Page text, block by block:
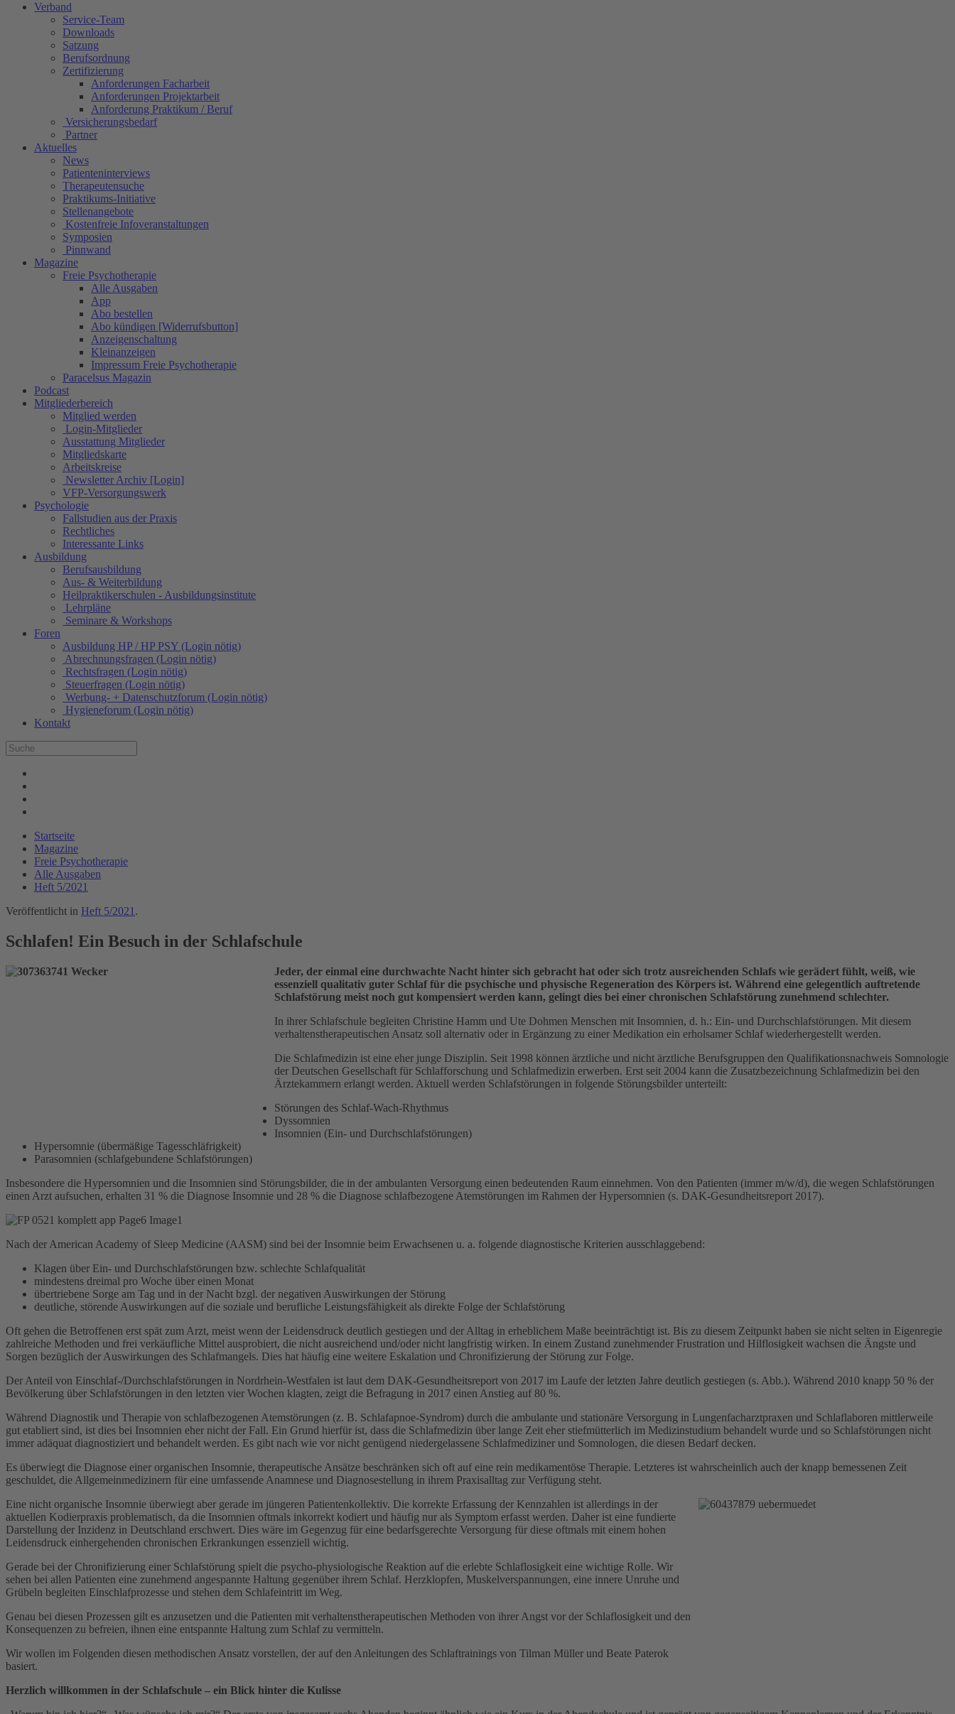
Verband
Service-Team
Downloads
Satzung
Berufsordnung
Zertifizierung
Anforderungen Facharbeit
Anforderungen Projektarbeit
Anforderung Praktikum / Beruf
Versicherungsbedarf
Partner
Aktuelles
News
Patienteninterviews
Therapeutensuche
Praktikums-Initiative
Stellenangebote
Kostenfreie Infoveranstaltungen
Symposien
Pinnwand
Magazine
Freie Psychotherapie
Alle Ausgaben
App
Abo bestellen
Abo kündigen [Widerrufsbutton]
Anzeigenschaltung
Kleinanzeigen
Impressum Freie Psychotherapie
Paracelsus Magazin
Podcast
Mitgliederbereich
Mitglied werden
Login-Mitglieder
Ausstattung Mitglieder
Mitgliedskarte
Arbeitskreise
Newsletter Archiv [Login]
VFP-Versorgungswerk
Psychologie
Fallstudien aus der Praxis
Rechtliches
Interessante Links
Ausbildung
Berufsausbildung
Aus- & Weiterbildung
Heilpraktikerschulen - Ausbildungsinstitute
Lehrpläne
Seminare & Workshops
Foren
Ausbildung HP / HP PSY (Login nötig)
Abrechnungsfragen (Login nötig)
Rechtsfragen (Login nötig)
Steuerfragen (Login nötig)
Werbung- + Datenschutzforum (Login nötig)
Hygieneforum (Login nötig)
Kontakt
Startseite
Magazine
Freie Psychotherapie
Alle Ausgaben
Heft 5/2021
Veröffentlicht in Heft 5/2021 .
Schlafen! Ein Besuch in der Schlafschule
Jeder, der einmal eine durchwachte Nacht hinter sich gebracht hat oder sich trotz ausreichenden Schlafs wie gerädert fühlt, weiß, wie
essenziell qualitativ guter Schlaf für die psychische und physische Regeneration des Körpers ist. Während eine gelegentlich auftretende
Schlafstörung meist noch gut kompensiert werden kann, gelingt dies bei einer chronischen Schlafstörung zunehmend schlechter.
In ihrer Schlafschule begleiten Christine Hamm und Ute Dohmen Menschen mit Insomnien, d. h.: Ein- und Durchschlafstörungen. Mit diesem
verhaltenstherapeutischen Ansatz soll alternativ oder in Ergänzung zu einer Medikation ein erholsamer Schlaf wiederhergestellt werden.
Die Schlafmedizin ist eine eher junge Disziplin. Seit 1998 können ärztliche und nicht ärztliche Berufsgruppen den Qualifikationsnachweis Somnologie
der Deutschen Gesellschaft für Schlafforschung und Schlafmedizin erwerben. Erst seit 2004 kann die Zusatzbezeichnung Schlafmedizin bei den
Ärztekammern erlangt werden. Aktuell werden Schlafstörungen in folgende Störungsbilder unterteilt:
Störungen des Schlaf-Wach-Rhythmus
Dyssomnien
Insomnien (Ein- und Durchschlafstörungen)
Hypersomnie (übermäßige Tagesschläfrigkeit)
Parasomnien (schlafgebundene Schlafstörungen)
Insbesondere die Hypersomnien und die Insomnien sind Störungsbilder, die in der ambulanten Versorgung einen bedeutenden Raum einnehmen. Von den Patienten (immer m/w/d), die wegen Schlafstörungen
einen Arzt aufsuchen, erhalten 31 % die Diagnose Insomnie und 28 % die Diagnose schlafbezogene Atemstörungen im Rahmen der Hypersomnien (s. DAK-Gesundheitsreport 2017).
Nach der American Academy of Sleep Medicine (AASM) sind bei der Insomnie beim Erwachsenen u. a. folgende diagnostische Kriterien ausschlaggebend:
Klagen über Ein- und Durchschlafstörungen bzw. schlechte Schlafqualität
mindestens dreimal pro Woche über einen Monat
übertriebene Sorge am Tag und in der Nacht bzgl. der negativen Auswirkungen der Störung
deutliche, störende Auswirkungen auf die soziale und berufliche Leistungsfähigkeit als direkte Folge der Schlafstörung
Oft gehen die Betroffenen erst spät zum Arzt, meist wenn der Leidensdruck deutlich gestiegen und der Alltag in erheblichem Maße beeinträchtigt ist. Bis zu diesem Zeitpunkt haben sie nicht selten in Eigenregie
zahlreiche Methoden und frei verkäufliche Mittel ausprobiert, die nicht ausreichend und/oder nicht langfristig wirken. In einem Zustand zunehmender Frustration und Hilflosigkeit wachsen die Ängste und
Sorgen bezüglich der Auswirkungen des Schlafmangels. Dies hat häufig eine weitere Eskalation und Chronifizierung der Störung zur Folge.
Der Anteil von Einschlaf-/Durchschlafstörungen in Nordrhein-Westfalen ist laut dem DAK-Gesundheitsreport von 2017 im Laufe der letzten Jahre deutlich gestiegen (s. Abb.). Während 2010 knapp 50 % der
Bevölkerung über Schlafstörungen in den letzten vier Wochen klagten, zeigt die Befragung in 2017 einen Anstieg auf 80 %.
Während Diagnostik und Therapie von schlafbezogenen Atemstörungen (z. B. Schlafapnoe-Syndrom) durch die ambulante und stationäre Versorgung in Lungenfacharztpraxen und Schlaflaboren mittlerweile
gut etabliert sind, ist dies bei Insomnien eher nicht der Fall. Ein Grund hierfür ist, dass die Schlafmedizin über lange Zeit eher stiefmütterlich im Medizinstudium behandelt wurde und so Schlafstörungen nicht
immer adäquat diagnostiziert und behandelt werden. Es gibt nach wie vor nicht genügend niedergelassene Schlafmediziner und Somnologen, die diesen Bedarf decken.
Es überwiegt die Diagnose einer organischen Insomnie, therapeutische Ansätze beschränken sich oft auf eine rein medikamentöse Therapie. Letzteres ist wahrscheinlich auch der knapp bemessenen Zeit
geschuldet, die Allgemeinmedizinern für eine umfassende Anamnese und Diagnosestellung in ihrem Praxisalltag zur Verfügung steht.
Eine nicht organische Insomnie überwiegt aber gerade im jüngeren Patientenkollektiv. Die korrekte Erfassung der Kennzahlen ist allerdings in der
aktuellen Kodierpraxis problematisch, da die Insomnien oftmals inkorrekt kodiert und häufig nur als Symptom erfasst werden. Daher ist eine fundierte
Darstellung der Inzidenz in Deutschland erschwert. Dies wäre im Gegenzug für eine bedarfsgerechte Versorgung für diese oftmals mit einem hohen
Leidensdruck einhergehenden chronischen Erkrankungen essenziell wichtig.
Gerade bei der Chronifizierung einer Schlafstörung spielt die psycho-physiologische Reaktion auf die erlebte Schlaflosigkeit eine wichtige Rolle. Wir
sehen bei allen Patienten eine zunehmend angespannte Haltung gegenüber ihrem Schlaf. Herzklopfen, Muskelverspannungen, eine innere Unruhe und
Grübeln begleiten Einschlafprozesse und stehen dem Schlafeintritt im Weg.
Genau bei diesen Prozessen gilt es anzusetzen und die Patienten mit verhaltenstherapeutischen Methoden von ihrer Angst vor der Schlaflosigkeit und den
Konsequenzen zu befreien, ihnen eine entspannte Haltung zum Schlaf zu vermitteln.
Wir wollen im Folgenden diesen methodischen Ansatz vorstellen, der auf den Anleitungen des Schlaftrainings von Tilman Müller und Beate Paterok
basiert.
Herzlich willkommen in der Schlafschule – ein Blick hinter die Kulisse